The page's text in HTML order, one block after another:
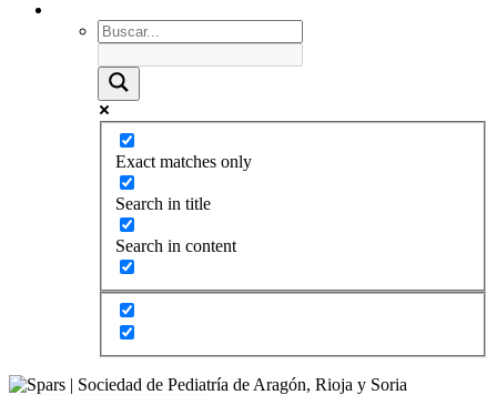
Exact matches only
Search in title
Search in content